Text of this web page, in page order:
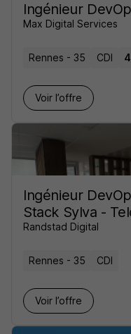
Ingénieur
Max Digital Services
Rennes - 35 CDI
Voir l’offre
Ingénieur
Stack Sylva -
Randstad Digital
Rennes - 35 CDI
Voir l’offre